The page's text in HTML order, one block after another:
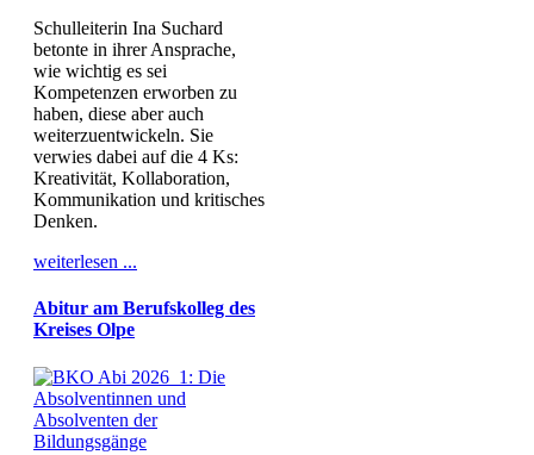
Schulleiterin Ina Suchard
betonte in ihrer Ansprache,
wie wichtig es sei
Kompetenzen erworben zu
haben, diese aber auch
weiterzuentwickeln. Sie
verwies dabei auf die 4 Ks:
Kreativität, Kollaboration,
Kommunikation und kritisches
Denken.
weiterlesen ...
Abitur am Berufskolleg des
Kreises Olpe